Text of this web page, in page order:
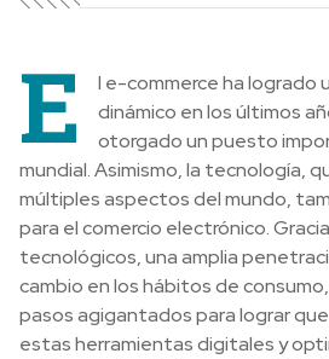
E
l e-commerce ha logrado
dinámico en los últimos
otorgado un puesto
mundial. Asimismo, la tecnología,
múltiples aspectos del mundo,
para el comercio electrónico.
tecnológicos, una amplia
cambio en los hábitos de
pasos agigantados para lograr
estas herramientas digitales y